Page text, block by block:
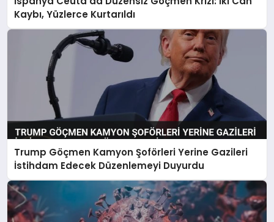
Kaybı, Yüzlerce Kurtarıldı
Trump Göçmen Kamyon Şoförleri Yerine Gazileri
İstihdam Edecek Düzenlemeyi Duyurdu